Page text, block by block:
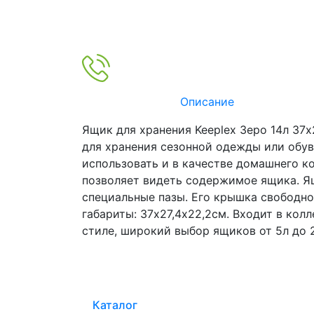
Описание
Ящик для хранения Keeplex Зеро 14л
для хранения сезонной одежды или
использовать и в качестве домашнего
позволяет видеть содержимое ящика.
специальные пазы. Его крышка
габариты: 37х27,4х22,2см. Входит в
стиле, широкий выбор ящиков от 5л до
Каталог